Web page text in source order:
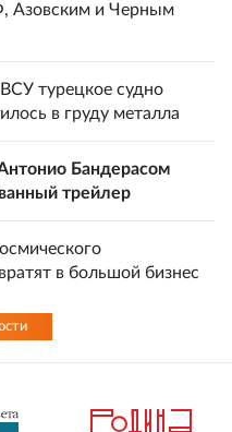
Азовским и Черным
ВСУ турецкое судно
в груду металла
Бандерасом
трейлер
в большой бизнес